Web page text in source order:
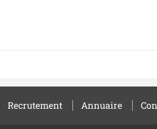
Recrutement Annuaire